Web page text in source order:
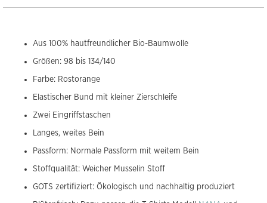
Aus 100% hautfreundlicher Bio-Baumwolle
Größen: 98 bis 134/140
Farbe: Rostorange
Elastischer Bund mit kleiner Zierschleife
Zwei Eingriffstaschen
Langes, weites Bein
Passform: Normale Passform mit weitem Bein
Stoffqualität: Weicher Musselin Stoff
GOTS zertifiziert: Ökologisch und nachhaltig produziert